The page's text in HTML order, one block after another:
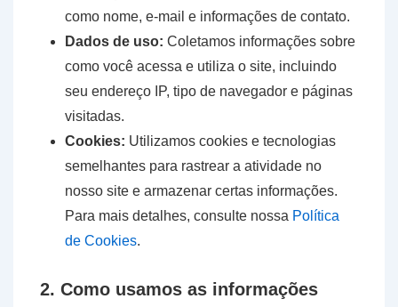
como nome, e-mail e informações de contato.
Dados de uso: Coletamos informações sobre
como você acessa e utiliza o site, incluindo
seu endereço IP, tipo de navegador e páginas
visitadas.
Cookies: Utilizamos cookies e tecnologias
semelhantes para rastrear a atividade no
nosso site e armazenar certas informações.
Para mais detalhes, consulte nossa Política
de Cookies.
2. Como usamos as informações